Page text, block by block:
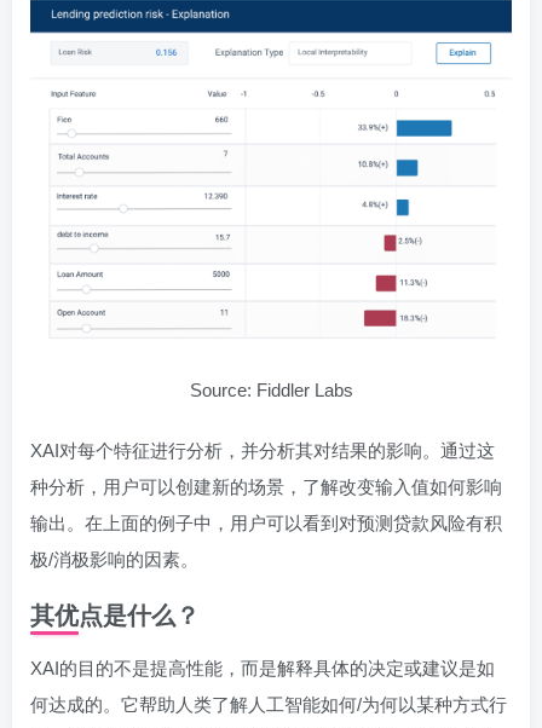
Source: Fiddler Labs
XAI对每个特征进行分析，并分析其对结果的影响。通过这
种分析，用户可以创建新的场景，了解改变输入值如何影响
输出。在上面的例子中，用户可以看到对预测贷款风险有积
极/消极影响的因素。
其优点是什么？
XAI的目的不是提高性能，而是解释具体的决定或建议是如
何达成的。它帮助人类了解人工智能如何/为何以某种方式行